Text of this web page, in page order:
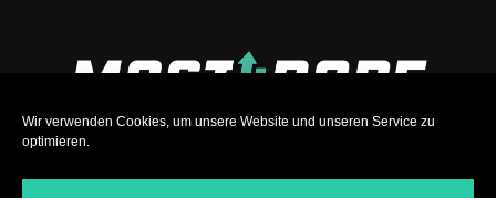
Wir verwenden Cookies, um unsere Website und unseren Service zu
optimieren.